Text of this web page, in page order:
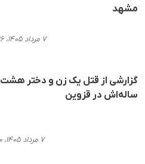
مشهد
۷ مرداد ۱۴۰۵، ۱۵:۱۶
گزارشی از قتل یک زن و دختر هشت
ساله‌اش در قزوین
۷ مرداد ۱۴۰۵، ۱۱:۰۰